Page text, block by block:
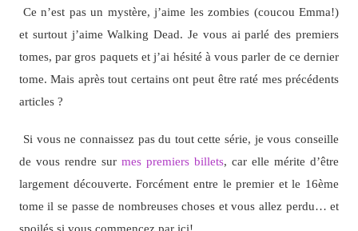
Ce n’est pas un mystère, j’aime les zombies (coucou Emma!)
et surtout j’aime Walking Dead. Je vous ai parlé des premiers
tomes, par gros paquets et j’ai hésité à vous parler de ce dernier
tome. Mais après tout certains ont peut être raté mes précédents
articles ?
Si vous ne connaissez pas du tout cette série, je vous conseille
de vous rendre sur mes premiers billets, car elle mérite d’être
largement découverte. Forcément entre le premier et le 16ème
tome il se passe de nombreuses choses et vous allez perdu… et
spoilés si vous commencez par ici!